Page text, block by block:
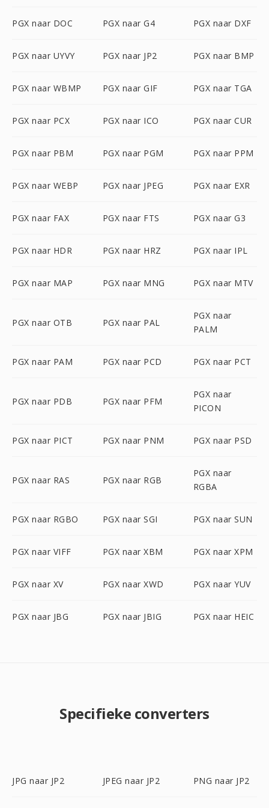
PGX naar DOC PGX naar G4 PGX naar DXF
PGX naar UYVY PGX naar JP2 PGX naar BMP
PGX naar WBMP PGX naar GIF PGX naar TGA
PGX naar PCX PGX naar ICO PGX naar CUR
PGX naar PBM PGX naar PGM PGX naar PPM
PGX naar WEBP PGX naar JPEG PGX naar EXR
PGX naar FAX PGX naar FTS PGX naar G3
PGX naar HDR PGX naar HRZ PGX naar IPL
PGX naar MAP PGX naar MNG PGX naar MTV
PGX naar OTB PGX naar PAL
PGX naar
PALM
PGX naar PAM PGX naar PCD PGX naar PCT
PGX naar PDB PGX naar PFM
PGX naar
PICON
PGX naar PICT PGX naar PNM PGX naar PSD
PGX naar RAS PGX naar RGB
PGX naar
RGBA
PGX naar RGBO PGX naar SGI PGX naar SUN
PGX naar VIFF PGX naar XBM PGX naar XPM
PGX naar XV PGX naar XWD PGX naar YUV
PGX naar JBG PGX naar JBIG PGX naar HEIC
Specifieke converters
JPG naar JP2 JPEG naar JP2 PNG naar JP2